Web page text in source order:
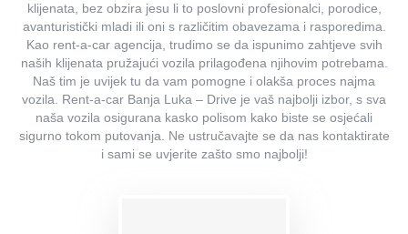
klijenata, bez obzira jesu li to poslovni profesionalci, porodice,
avanturistički mladi ili oni s različitim obavezama i rasporedima.
Kao rent-a-car agencija, trudimo se da ispunimo zahtjeve svih
naših klijenata pružajući vozila prilagođena njihovim potrebama.
Naš tim je uvijek tu da vam pomogne i olakša proces najma
vozila. Rent-a-car Banja Luka – Drive je vaš najbolji izbor, s sva
naša vozila osigurana kasko polisom kako biste se osjećali
sigurno tokom putovanja. Ne ustručavajte se da nas kontaktirate
i sami se uvjerite zašto smo najbolji!